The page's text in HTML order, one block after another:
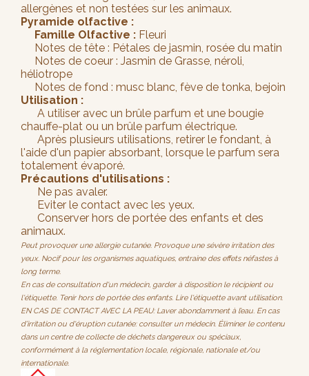
allergènes et non testées sur les animaux.
Pyramide olfactive :
Famille Olfactive : Fleuri
Notes de tête : Pétales de jasmin, rosée du matin
Notes de coeur : Jasmin de Grasse, néroli,
héliotrope
Notes de fond : musc blanc, fève de tonka, bejoin
Utilisation :
A utiliser avec un brûle parfum et une bougie
chauffe-plat ou un brûle parfum électrique.
Après plusieurs utilisations, retirer le fondant, à
l'aide d'un papier absorbant, lorsque le parfum sera
totalement évaporé.
Précautions d'utilisations :
Ne pas avaler.
Eviter le contact avec les yeux.
Conserver hors de portée des enfants et des
animaux.
Peut provoquer une allergie cutanée. Provoque une sévère irritation des
yeux. Nocif pour les organismes aquatiques, entraine des effets néfastes à
long terme.
En cas de consultation d'un médecin, garder à disposition le récipient ou
l'étiquette. Tenir hors de portée des enfants. Lire l'étiquette avant utilisation.
EN CAS DE CONTACT AVEC LA PEAU: Laver abondamment à l’eau. En cas
d’irritation ou d'éruption cutanée: consulter un médecin. Éliminer le contenu
dans un centre de collecte de déchets dangereux ou spéciaux,
conformément à la réglementation locale, régionale, nationale et/ou
internationale.